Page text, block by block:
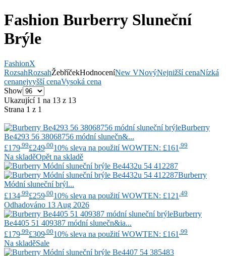
Fashion Burberry Sluneční
Brýle
FashionX
RozsahRozsahŽebříčekHodnoceníNew VNovýNejnižší cenaNízká
cenanejvyšší cenaVysoká cena
Show
Ukazující 1 na 13 z 13
Strana 1 z 1
Burberry
Be4293 56 38068756 módní slunečn&...
£179 .99£249 .0010% sleva na použití WOWTEN: £161 .99
Na skladěOpět na skladě
Burberry
Módní sluneční brýl...
£134 .99£259 .0010% sleva na použití WOWTEN: £121 .49
Odhadováno 13 Aug 2026
Burberry
Be4405 51 409387 módní slunečn&ia...
£179 .99£309 .0010% sleva na použití WOWTEN: £161 .99
Na skladěSale